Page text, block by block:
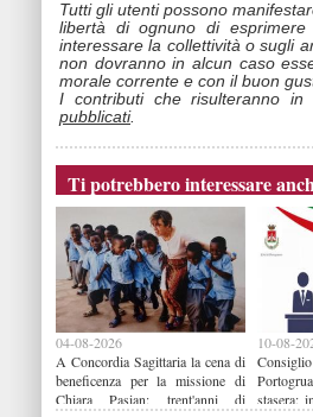
Tutti gli utenti possono
libertà di ognuno di
interessare la collettività o sugli
non dovranno in alcun caso
morale corrente e con il buon
I contributi che risulteranno
pubblicati.
Ti potrebbero interessare
04-08-2026
A Concordia Sagittaria la cena di
beneficenza per la missione di
Chiara Pasian: trent'anni di
10-08-
stasera: